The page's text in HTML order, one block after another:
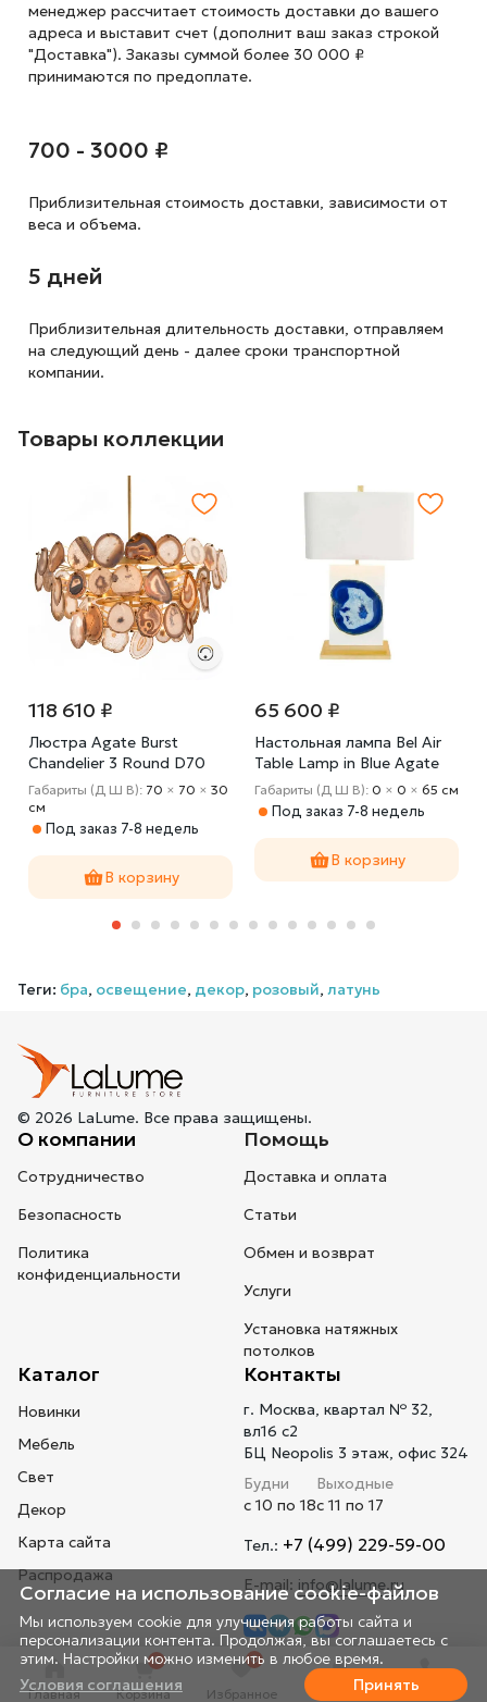
Главная
0
Корзина
0
Избранное Профиль Телефон
менеджер рассчитает стоимость доставки до вашего
адреса и выставит счет (дополнит ваш заказ строкой
"Доставка"). Заказы суммой более 30 000 ₽
принимаются по предоплате.
700 - 3000 ₽
Приблизительная стоимость доставки, зависимости от
веса и объема.
5 дней
Приблизительная длительность доставки, отправляем
на следующий день - далее сроки транспортной
компании.
Товары коллекции
118 610 ₽
Люстра Agate Burst
Chandelier 3 Round D70
Габариты (Д Ш В): 70 × 70 × 30
cм
Под заказ 7-8 недель
В корзину
65 600 ₽
Настольная лампа Bel Air
Table Lamp in Blue Agate
Габариты (Д Ш В): 0 × 0 × 65 cм
Под заказ 7-8 недель
В корзину
Теги: бра, освещение, декор, розовый, латунь
© 2026 LaLume. Все права защищены.
О компании
Сотрудничество
Безопасность
Политика
конфиденциальности
Помощь
Доставка и оплата
Статьи
Обмен и возврат
Услуги
Установка натяжных
потолков
Каталог
Новинки
Мебель
Свет
Декор
Карта сайта
Распродажа
Контакты
г. Москва, квартал № 32,
вл16 с2
БЦ Neopolis 3 этаж, офис 324
Будни
с 10 по 18
Выходные
с 11 по 17
Тел.: +7 (499) 229-59-00
E-mail: info@lalume.ru
Согласие на использование cookie-файлов
Мы используем cookie для улучшения работы сайта и
персонализации контента. Продолжая, вы соглашаетесь с
этим. Настройки можно изменить в любое время.
Принять
Условия соглашения